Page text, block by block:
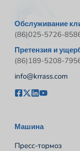
Обслуживание
(86)025-5726-
Претензия и
(86)189-5208-
info@krrass.com
Машина
Пресс-тормоз